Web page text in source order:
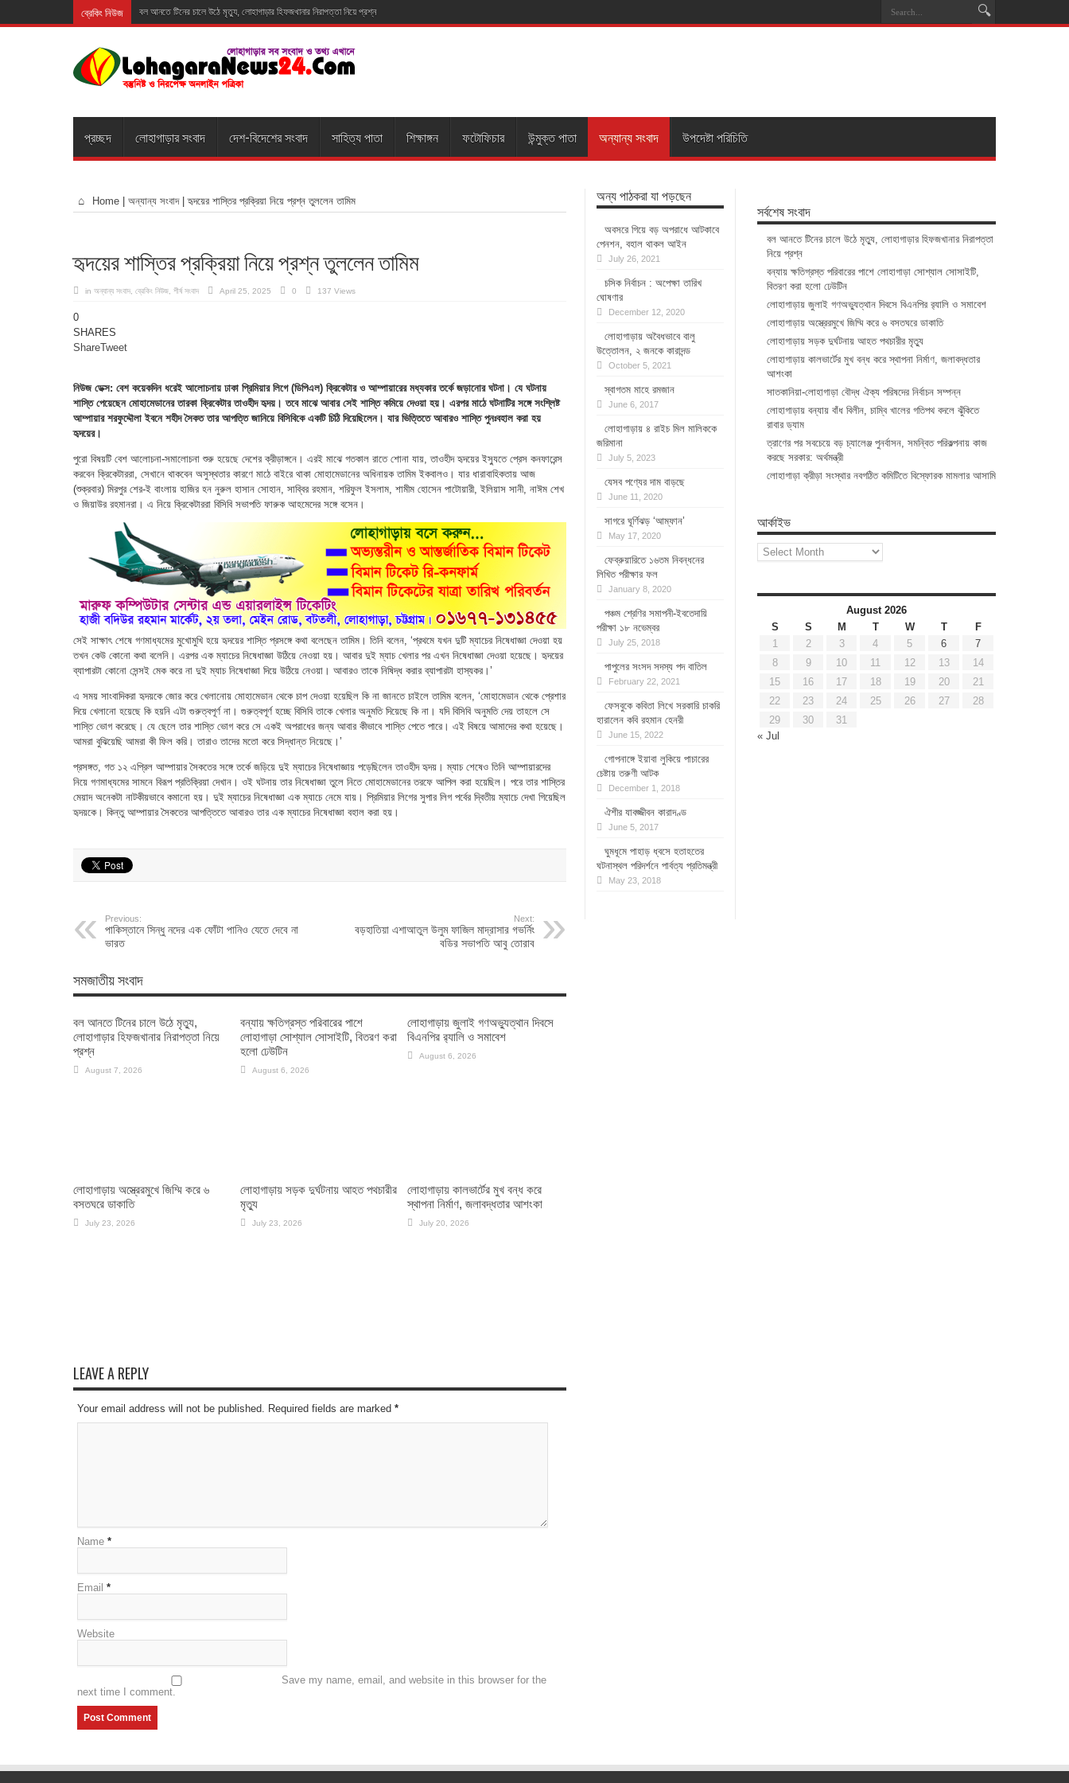
ব্রেকিং নিউজ বল আনতে টিনের চালে উঠে মৃত্যু, লোহাগাড়ার হিফজখানার নিরাপত্তা নিয়ে প্রশ্ন
প্রচ্ছদ লোহাগাড়ার সংবাদ দেশ-বিদেশের সংবাদ সাহিত্য পাতা শিক্ষাঙ্গন ফটোফিচার উন্মুক্ত পাতা অন্যান্য সংবাদ উপদেষ্টা পরিচিতি
Home অন্যান্য সংবাদ হৃদয়ের শাস্তির প্রক্রিয়া নিয়ে প্রশ্ন তুললেন তামিম
হৃদয়ের শাস্তির প্রক্রিয়া নিয়ে প্রশ্ন তুললেন তামিম
in অন্যান্য সংবাদ ব্রেকিং নিউজ শীর্ষ সংবাদ April 25, 2025 0 137 Views
0
SHARES
ShareTweet
নিউজ ডেক্স: বেশ কয়েকদিন ধরেই আলোচনায় ঢাকা প্রিমিয়ার লিগে (ডিপিএল) ক্রিকেটার ও আম্পায়ারের মধ্যকার তর্কে জড়ানোর ঘটনা। যে ঘটনায়
শাস্তি পেয়েছেন মোহামেডানের তারকা ক্রিকেটার তাওহীদ হৃদয়। তবে মাঝে আবার সেই শাস্তি কমিয়ে দেওয়া হয়। এরপর মাঠে ঘটনাটির সঙ্গে সংশ্লিষ্ট
আম্পায়ার শরফুদ্দৌলা ইবনে শহীদ সৈকত তার আপত্তি জানিয়ে বিসিবিকে একটি চিঠি দিয়েছিলেন। যার ভিত্তিতে আবারও শাস্তি পুনঃবহাল করা হয়
হৃদয়ের।
পুরো বিষয়টি বেশ আলোচনা-সমালোচনা শুরু হয়েছে দেশের ক্রীড়াঙ্গনে। এরই মাঝে গতকাল রাতে শোনা যায়, তাওহীদ হৃদয়ের ইস্যুতে প্রেস কনফারেন্স
করবেন ক্রিকেটাররা, সেখানে থাকবেন অসুস্থতার কারণে মাঠে বাইরে থাকা মোহামেডানের অধিনায়ক তামিম ইকবালও। যার ধারাবাহিকতায় আজ
(শুক্রবার) মিরপুর শের-ই বাংলায় হাজির হন নুরুল হাসান সোহান, সাব্বির রহমান, শরিফুল ইসলাম, শামীম হোসেন পাটোয়ারী, ইলিয়াস সানী, নাঈম শেখ
ও জিয়াউর রহমানরা। এ নিয়ে ক্রিকেটাররা বিসিবি সভাপতি ফারুক আহমেদের সঙ্গে বসেন।
সেই সাক্ষাৎ শেষে গণমাধ্যমের মুখোমুখি হয়ে হৃদয়ের শাস্তি প্রসঙ্গে কথা বলেছেন তামিম। তিনি বলেন, ‘প্রথমে যখন দুটি ম্যাচের নিষেধাজ্ঞা দেওয়া হয়
তখন কেউ কোনো কথা বলেনি। এরপর এক ম্যাচের নিষেধাজ্ঞা উঠিয়ে নেওয়া হয়। আবার দুই ম্যাচ খেলার পর এখন নিষেধাজ্ঞা দেওয়া হয়েছে। হৃদয়ের
ব্যাপারটা কোনো সেন্সই মেক করে না দুই ম্যাচ নিষেধাজ্ঞা দিয়ে উঠিয়ে নেওয়া। আবারও তাকে নিষিদ্ধ করার ব্যাপারটা হাস্যকর।’
এ সময় সাংবাদিকরা হৃদয়কে জোর করে খেলানোয় মোহামেডান থেকে চাপ দেওয়া হয়েছিল কি না জানতে চাইলে তামিম বলেন, ‘মোহামেডান থেকে প্রেশার
দিয়ে খেলানো হয়েছে কি হয়নি এটা গুরুত্বপূর্ণ না। গুরুত্বপূর্ণ হচ্ছে বিসিবি তাকে খেলার অনুমতি দিয়েছে কি না। যদি বিসিবি অনুমতি দেয় তাহলে সে
শাস্তি ভোগ করেছে। যে ছেলে তার শাস্তি ভোগ করে সে একই অপরাধের জন্য আবার কীভাবে শাস্তি পেতে পারে। এই বিষয়ে আমাদের কথা হয়েছে।
আমরা বুঝিয়েছি আমরা কী ফিল করি। তারাও তাদের মতো করে সিদ্ধান্ত নিয়েছে।’
প্রসঙ্গত, গত ১২ এপ্রিল আম্পায়ার সৈকতের সঙ্গে তর্কে জড়িয়ে দুই ম্যাচের নিষেধাজ্ঞায় পড়েছিলেন তাওহীদ হৃদয়। ম্যাচ শেষেও তিনি আম্পায়ারদের
নিয়ে গণমাধ্যমের সামনে বিরূপ প্রতিক্রিয়া দেখান। ওই ঘটনায় তার নিষেধাজ্ঞা তুলে নিতে মোহামেডানের তরফে আপিল করা হয়েছিল। পরে তার শাস্তির
মেয়াদ অনেকটা নাটকীয়ভাবে কমানো হয়। দুই ম্যাচের নিষেধাজ্ঞা এক ম্যাচে নেমে যায়। প্রিমিয়ার লিগের সুপার লিগ পর্বের দ্বিতীয় ম্যাচে দেখা গিয়েছিল
হৃদয়কে। কিন্তু আম্পায়ার সৈকতের আপত্তিতে আবারও তার এক ম্যাচের নিষেধাজ্ঞা বহাল করা হয়।
Previous:
পাকিস্তানে সিন্ধু নদের এক ফোঁটা পানিও যেতে দেবে না
ভারত
Next:
বড়হাতিয়া এশাআতুল উলুম ফাজিল মাদ্রাসার গভর্নিং
বডির সভাপতি আবু তোরাব
সমজাতীয় সংবাদ
বল আনতে টিনের চালে উঠে মৃত্যু,
লোহাগাড়ার হিফজখানার নিরাপত্তা নিয়ে
প্রশ্ন
August 7, 2026
বন্যায় ক্ষতিগ্রস্ত পরিবারের পাশে
লোহাগাড়া সোশ্যাল সোসাইটি, বিতরণ করা
হলো ঢেউটিন
August 6, 2026
লোহাগাড়ায় জুলাই গণঅভ্যুত্থান দিবসে
বিএনপির র‌্যালি ও সমাবেশ
August 6, 2026
লোহাগাড়ায় অস্ত্রেরমুখে জিম্মি করে ৬
বসতঘরে ডাকাতি
July 23, 2026
লোহাগাড়ায় সড়ক দুর্ঘটনায় আহত পথচারীর
মৃত্যু
July 23, 2026
লোহাগাড়ায় কালভার্টের মুখ বন্ধ করে
স্থাপনা নির্মাণ, জলাবদ্ধতার আশংকা
July 20, 2026
LEAVE A REPLY
Your email address will not be published. Required fields are marked *
Name *
Email *
Website
Save my name, email, and website in this browser for the
next time I comment.
অন্য পাঠকরা যা পড়ছেন
অবসরে গিয়ে বড় অপরাধে আটকাবে
পেনশন, বহাল থাকল আইন
July 26, 2021
চসিক নির্বাচন : অপেক্ষা তারিখ
ঘোষণার
December 12, 2020
লোহাগাড়ায় অবৈধভাবে বালু
উত্তোলন, ২ জনকে কারাদন্ড
October 5, 2021
স্বাগতম মাহে রমজান
June 6, 2017
লোহাগাড়ায় ৪ রাইচ মিল মালিককে
জরিমানা
July 5, 2023
যেসব পণ্যের দাম বাড়ছে
June 11, 2020
সাগরে ঘূর্ণিঝড় ‘আম্ফান’
May 17, 2020
ফেব্রুয়ারিতে ১৬তম নিবন্ধনের
লিখিত পরীক্ষার ফল
January 8, 2020
পঞ্চম শ্রেণির সমাপনী-ইবতেদায়ি
পরীক্ষা ১৮ নভেম্বর
July 25, 2018
পাপুলের সংসদ সদস্য পদ বাতিল
February 22, 2021
ফেসবুকে কবিতা লিখে সরকারি চাকরি
হারালেন কবি রহমান হেনরী
June 15, 2022
গোপনাঙ্গে ইয়াবা লুকিয়ে পাচারের
চেষ্টায় তরুণী আটক
December 1, 2018
ঐশীর যাবজ্জীবন কারাদণ্ড
June 5, 2017
ঘুমধূমে পাহাড় ধ্বসে হতাহতের
ঘটনাস্থল পরিদর্শনে পার্বত্য প্রতিমন্ত্রী
May 23, 2018
সর্বশেষ সংবাদ
বল আনতে টিনের চালে উঠে মৃত্যু, লোহাগাড়ার হিফজখানার নিরাপত্তা
নিয়ে প্রশ্ন
বন্যায় ক্ষতিগ্রস্ত পরিবারের পাশে লোহাগাড়া সোশ্যাল সোসাইটি,
বিতরণ করা হলো ঢেউটিন
লোহাগাড়ায় জুলাই গণঅভ্যুত্থান দিবসে বিএনপির র‌্যালি ও সমাবেশ
লোহাগাড়ায় অস্ত্রেরমুখে জিম্মি করে ৬ বসতঘরে ডাকাতি
লোহাগাড়ায় সড়ক দুর্ঘটনায় আহত পথচারীর মৃত্যু
লোহাগাড়ায় কালভার্টের মুখ বন্ধ করে স্থাপনা নির্মাণ, জলাবদ্ধতার
আশংকা
সাতকানিয়া-লোহাগাড়া বৌদ্ধ ঐক্য পরিষদের নির্বাচন সম্পন্ন
লোহাগাড়ায় বন্যায় বাঁধ বিলীন, চাম্বি খালের গতিপথ বদলে ঝুঁকিতে
রাবার ড্যাম
ত্রাণের পর সবচেয়ে বড় চ্যালেঞ্জ পুনর্বাসন, সমন্বিত পরিকল্পনায় কাজ
করছে সরকার: অর্থমন্ত্রী
লোহাগাড়া ক্রীড়া সংস্থার নবগঠিত কমিটিতে বিস্ফোরক মামলার আসামি
আর্কাইভ
আর্কাইভ
August 2026
S
S M T W T
F
1
2 3 4 5 6
7
8
9 10 11 12 13
14
15
16 17 18 19 20
21
22
23 24 25 26 27
28
29
30
31
« Jul